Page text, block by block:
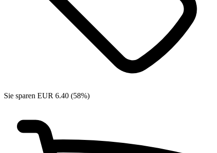
Sie sparen EUR 6.40 (58%)